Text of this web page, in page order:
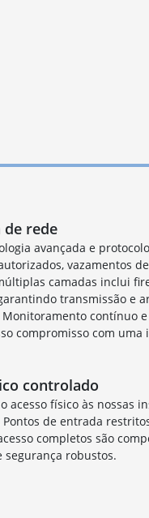
de rede
avançada e
vazamentos
camadas inclui
transmissão e
contínuo
compromisso com
controlado
acesso físico às nossas
de entrada
completos são
segurança robustos.